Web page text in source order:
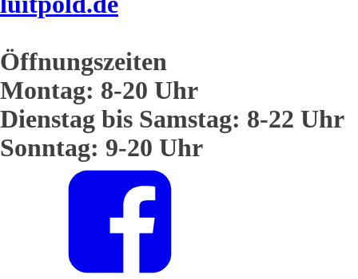
Öffnungszeiten
Montag: 8-20 Uhr
Dienstag bis Samstag: 8-22 Uhr
Sonntag: 9-20 Uhr